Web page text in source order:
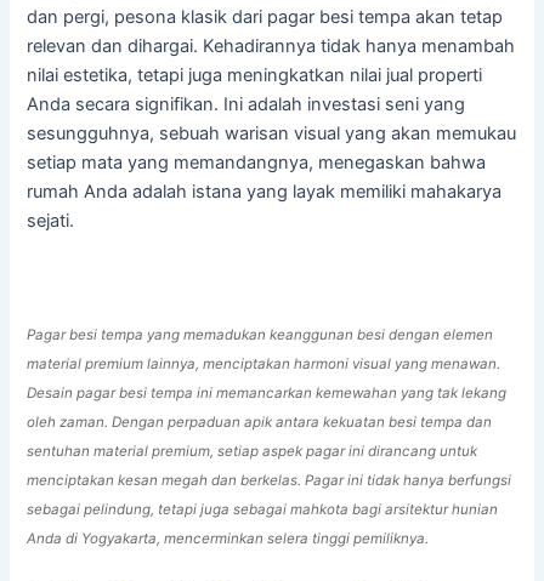
dan pergi, pesona klasik dari pagar besi tempa akan tetap
relevan dan dihargai. Kehadirannya tidak hanya menambah
nilai estetika, tetapi juga meningkatkan nilai jual properti
Anda secara signifikan. Ini adalah investasi seni yang
sesungguhnya, sebuah warisan visual yang akan memukau
setiap mata yang memandangnya, menegaskan bahwa
rumah Anda adalah istana yang layak memiliki mahakarya
sejati.
Pagar besi tempa yang memadukan keanggunan besi dengan elemen
material premium lainnya, menciptakan harmoni visual yang menawan.
Desain pagar besi tempa ini memancarkan kemewahan yang tak lekang
oleh zaman. Dengan perpaduan apik antara kekuatan besi tempa dan
sentuhan material premium, setiap aspek pagar ini dirancang untuk
menciptakan kesan megah dan berkelas. Pagar ini tidak hanya berfungsi
sebagai pelindung, tetapi juga sebagai mahkota bagi arsitektur hunian
Anda di Yogyakarta, mencerminkan selera tinggi pemiliknya.